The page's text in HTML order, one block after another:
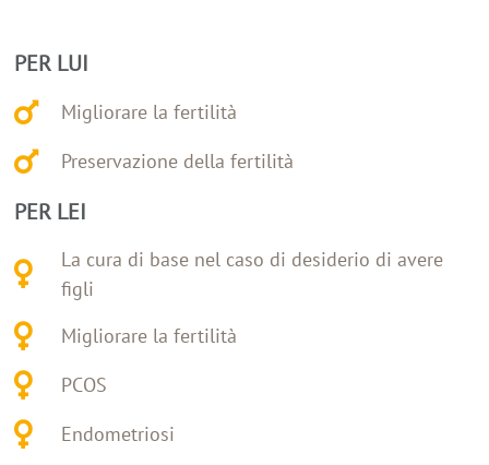
PER LUI
Migliorare la fertilità
Preservazione della fertilità
PER LEI
La cura di base nel caso di desiderio di avere
figli
Migliorare la fertilità
PCOS
Endometriosi